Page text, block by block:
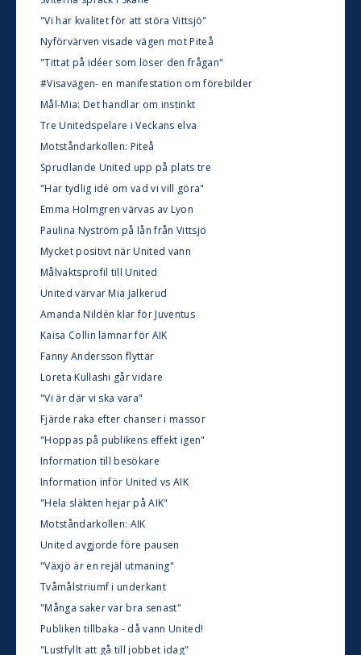
"Vi har kvalitet för att störa Vittsjö"
Nyförvärven visade vägen mot Piteå
"Tittat på idéer som löser den frågan"
#Visavägen- en manifestation om förebilder
Mål-Mia: Det handlar om instinkt
Tre Unitedspelare i Veckans elva
Motståndarkollen: Piteå
Sprudlande United upp på plats tre
"Har tydlig idé om vad vi vill göra"
Emma Holmgren värvas av Lyon
Paulina Nyström på lån från Vittsjö
Mycket positivt när United vann
Målvaktsprofil till United
United värvar Mia Jalkerud
Amanda Nildén klar för Juventus
Kaisa Collin lämnar för AIK
Fanny Andersson flyttar
Loreta Kullashi går vidare
"Vi är där vi ska vara"
Fjärde raka efter chanser i massor
"Hoppas på publikens effekt igen"
Information till besökare
Information inför United vs AIK
"Hela släkten hejar på AIK"
Motståndarkollen: AIK
United avgjorde före pausen
"Växjö är en rejäl utmaning"
Tvåmålstriumf i underkant
"Många saker var bra senast"
Publiken tillbaka - då vann United!
"Lustfyllt att gå till jobbet idag"